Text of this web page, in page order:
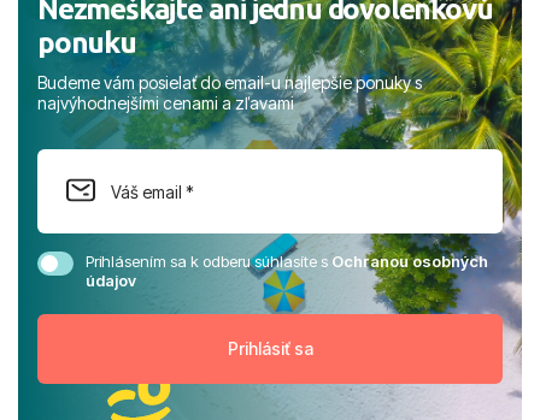
Nezmeškajte ani jednu dovolenkovú
ponuku
Budeme vám posielať do email-u najlepšie ponuky s
najvýhodnejšími cenami a zľavami
Prihlásením sa k odberu súhlasíte sOchranou osobných
údajov